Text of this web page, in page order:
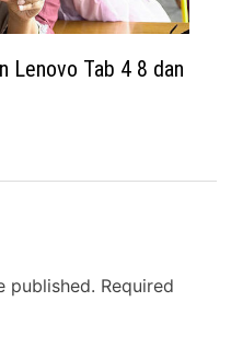
Lenovo Tab 4 8 dan
published. Required